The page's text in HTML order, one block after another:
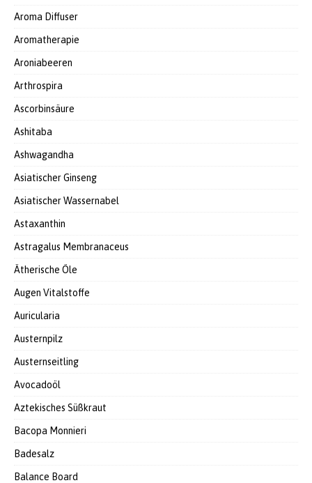
Aroma Diffuser
Aromatherapie
Aroniabeeren
Arthrospira
Ascorbinsäure
Ashitaba
Ashwagandha
Asiatischer Ginseng
Asiatischer Wassernabel
Astaxanthin
Astragalus Membranaceus
Ätherische Öle
Augen Vitalstoffe
Auricularia
Austernpilz
Austernseitling
Avocadoöl
Aztekisches Süßkraut
Bacopa Monnieri
Badesalz
Balance Board